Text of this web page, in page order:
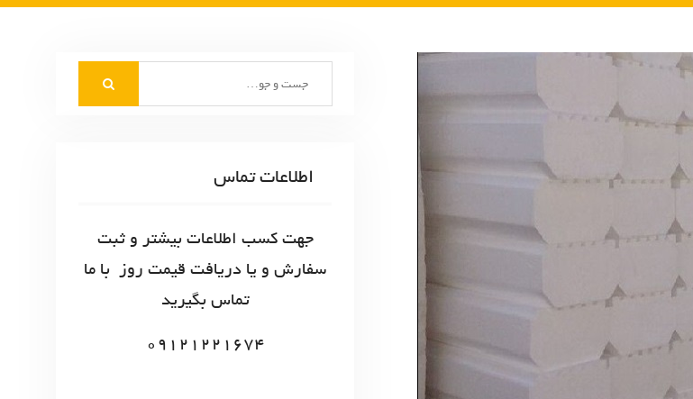
اطلاعات تماس
جهت کسب اطلاعات بیشتر و ثبت
سفارش و یا دریافت قیمت روز با ما
تماس بگیرید
09121221674